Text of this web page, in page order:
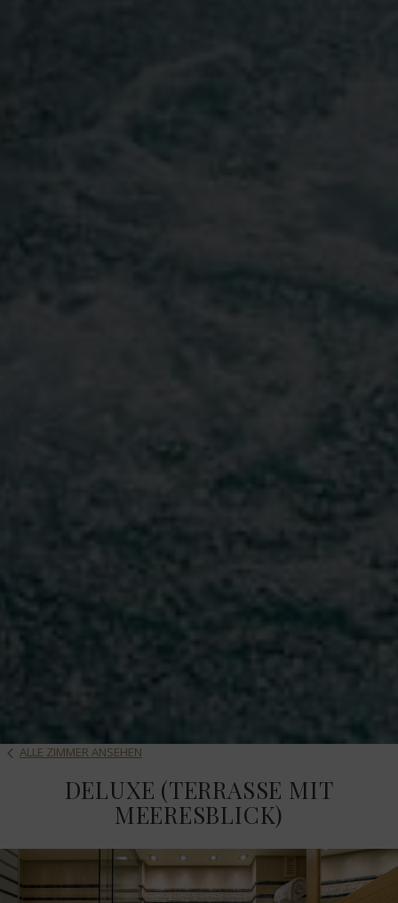
ALLE ZIMMER ANSEHEN
DELUXE (TERRASSE MIT
MEERESBLICK)